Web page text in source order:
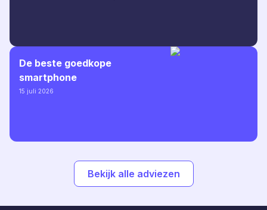
De beste goedkope
smartphone
15 juli 2026
Bekijk alle adviezen